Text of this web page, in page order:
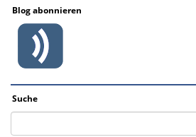
Blog abonnieren
Suche